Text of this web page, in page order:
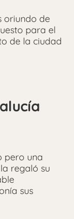
oriundo de
para el
de la ciudad
pero una
regaló su
sus